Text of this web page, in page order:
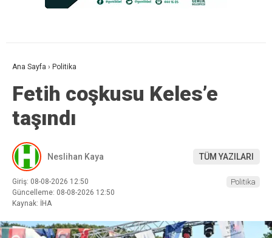
Ana Sayfa › Politika
Fetih coşkusu Keles’e
taşındı
Neslihan Kaya TÜM YAZILARI
Giriş: 08-08-2026 12:50
Güncelleme: 08-08-2026 12:50
Kaynak: İHA
Politika